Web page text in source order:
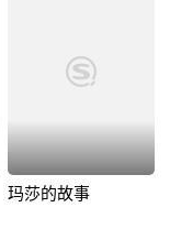
玛莎的故事